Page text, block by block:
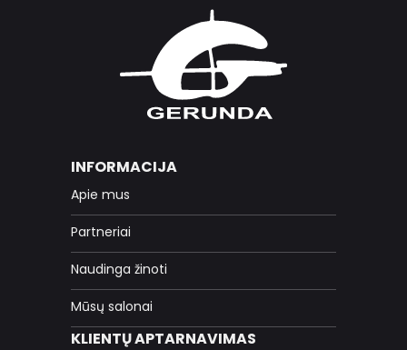
INFORMACIJA
Apie mus
Partneriai
Naudinga žinoti
Mūsų salonai
KLIENTŲ APTARNAVIMAS